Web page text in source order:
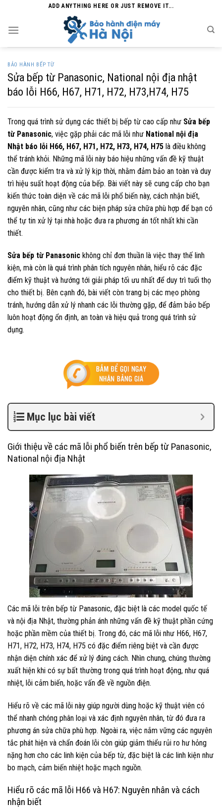
content
ADD ANYTHING HERE OR JUST REMOVE IT...
BẢO HÀNH BẾP TỪ
Sửa bếp từ Panasonic, National nội địa nhật
báo lỗi H66, H67, H71, H72, H73,H74, H75
Trong quá trình sử dụng các thiết bị bếp từ cao cấp như Sửa bếp
từ Panasonic, việc gặp phải các mã lỗi như National nội địa
Nhật báo lỗi H66, H67, H71, H72, H73, H74, H75 là điều không
thể tránh khỏi. Những mã lỗi này báo hiệu những vấn đề kỹ thuật
cần được kiểm tra và xử lý kịp thời, nhằm đảm bảo an toàn và duy
trì hiệu suất hoạt động của bếp. Bài viết này sẽ cung cấp cho bạn
kiến thức toàn diện về các mã lỗi phổ biến này, cách nhận biết,
nguyên nhân, cũng như các biện pháp sửa chữa phù hợp để bạn có
thể tự tin xử lý tại nhà hoặc đưa ra phương án tốt nhất khi cần
thiết.
Sửa bếp từ Panasonic không chỉ đơn thuần là việc thay thế linh
kiện, mà còn là quá trình phân tích nguyên nhân, hiểu rõ các đặc
điểm kỹ thuật và hướng tới giải pháp tối ưu nhất để duy trì tuổi thọ
cho thiết bị. Bên cạnh đó, bài viết còn trang bị các mẹo phòng
tránh, hướng dẫn xử lý nhanh các lỗi thường gặp, để đảm bảo bếp
luôn hoạt động ổn định, an toàn và hiệu quả trong quá trình sử
dụng.
Mục lục bài viết
Giới thiệu về các mã lỗi phổ biến trên bếp từ Panasonic,
National nội địa Nhật
Các mã lỗi trên bếp từ Panasonic, đặc biệt là các model quốc tế
và nội địa Nhật, thường phản ánh những vấn đề kỹ thuật phần cứng
hoặc phần mềm của thiết bị. Trong đó, các mã lỗi như H66, H67,
H71, H72, H73, H74, H75 có đặc điểm riêng biệt và cần được
nhận diện chính xác để xử lý đúng cách. Nhìn chung, chúng thường
xuất hiện khi có sự bất thường trong quá trình hoạt động, như quá
nhiệt, lỗi cảm biến, hoặc vấn đề về nguồn điện.
Hiểu rõ về các mã lỗi này giúp người dùng hoặc kỹ thuật viên có
thể nhanh chóng phân loại và xác định nguyên nhân, từ đó đưa ra
phương án sửa chữa phù hợp. Ngoài ra, việc nắm vững các nguyên
tắc phát hiện và chẩn đoán lỗi còn giúp giảm thiểu rủi ro hư hỏng
nặng hơn cho các linh kiện của bếp từ, đặc biệt là các linh kiện như
bo mạch, cảm biến nhiệt hoặc mạch nguồn.
Hiểu rõ các mã lỗi H66 và H67: Nguyên nhân và cách
nhận biết